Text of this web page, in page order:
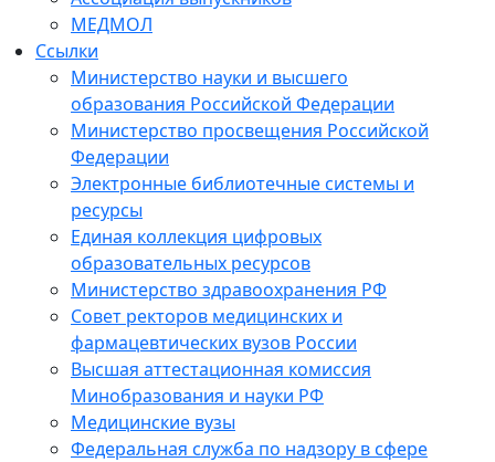
МЕДМОЛ
Ссылки
Министерство науки и высшего
образования Российской Федерации
Министерство просвещения Российской
Федерации
Электронные библиотечные системы и
ресурсы
Единая коллекция цифровых
образовательных ресурсов
Министерство здравоохранения РФ
Совет ректоров медицинских и
фармацевтических вузов России
Высшая аттестационная комиссия
Минобразования и науки РФ
Медицинские вузы
Федеральная служба по надзору в сфере